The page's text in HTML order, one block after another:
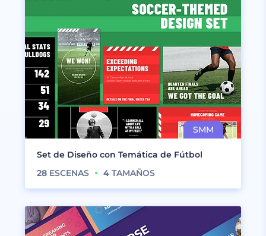
Set de Diseño con Temática de Fútbol
28 ESCENAS 4 TAMAÑOS